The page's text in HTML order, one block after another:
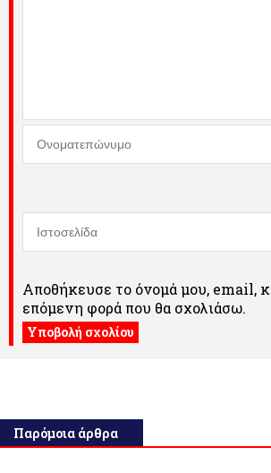
Αποθήκευσε το όνομά μου, email,
επόμενη φορά που θα σχολιάσω.
Παρόμοια άρθρα